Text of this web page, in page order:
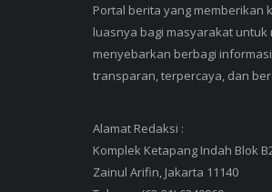
Portal berita yang memberikan
luasnya bagi masyarakat
menyebarkan berbagi
transparan, terpercaya, dan
Alamat Redaksi :
Komplek Ketapang Indah Blok
Zainul Arifin, Jakarta 11140